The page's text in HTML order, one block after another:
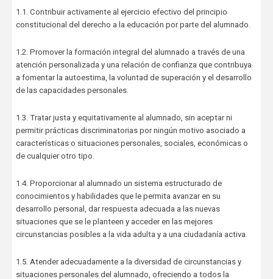
1.1. Contribuir activamente al ejercicio efectivo del principio
constitucional del derecho a la educación por parte del alumnado.
1.2. Promover la formación integral del alumnado a través de una
atención personalizada y una relación de confianza que contribuya
a fomentar la autoestima, la voluntad de superación y el desarrollo
de las capacidades personales.
1.3. Tratar justa y equitativamente al alumnado, sin aceptar ni
permitir prácticas discriminatorias por ningún motivo asociado a
características o situaciones personales, sociales, económicas o
de cualquier otro tipo.
1.4. Proporcionar al alumnado un sistema estructurado de
conocimientos y habilidades que le permita avanzar en su
desarrollo personal, dar respuesta adecuada a las nuevas
situaciones que se le planteen y acceder en las mejores
circunstancias posibles a la vida adulta y a una ciudadanía activa.
1.5. Atender adecuadamente a la diversidad de circunstancias y
situaciones personales del alumnado, ofreciendo a todos la